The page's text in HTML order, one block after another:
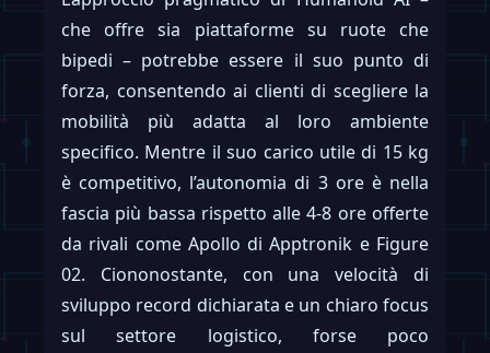
che offre sia piattaforme su ruote che
bipedi – potrebbe essere il suo punto di
forza, consentendo ai clienti di scegliere la
mobilità più adatta al loro ambiente
specifico. Mentre il suo carico utile di 15 kg
è competitivo, l’autonomia di 3 ore è nella
fascia più bassa rispetto alle 4-8 ore offerte
da rivali come Apollo di Apptronik e Figure
02. Ciononostante, con una velocità di
sviluppo record dichiarata e un chiaro focus
sul settore logistico, forse poco